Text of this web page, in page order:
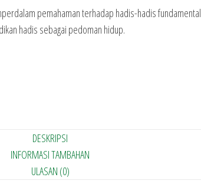
pemahaman terhadap hadis-hadis
hadis sebagai pedoman hidup.
DESKRIPSI
INFORMASI TAMBAHAN
ULASAN (0)